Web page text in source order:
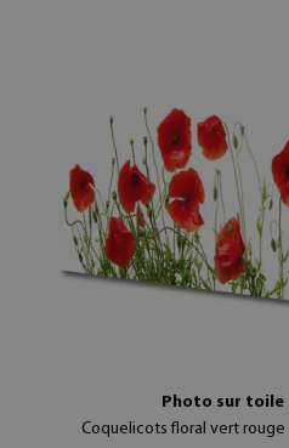
Photo sur toile
Coquelicots floral vert rouge